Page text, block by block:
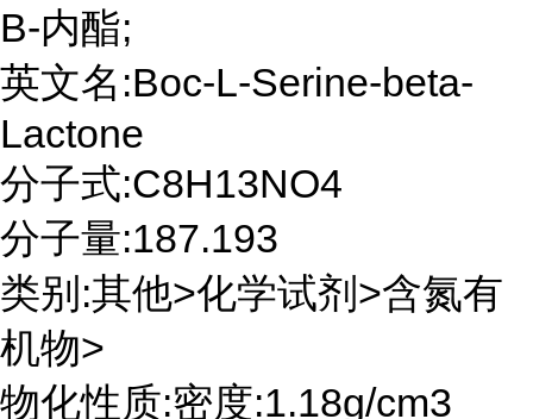
Β-内酯;
英文名:Boc-L-Serine-beta-
Lactone
分子式:C8H13NO4
分子量:187.193
类别:其他>化学试剂>含氮有
机物>
物化性质:密度:1.18g/cm3